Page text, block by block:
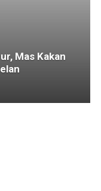
Mas Kakan